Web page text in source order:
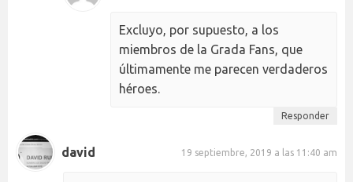
Excluyo, por supuesto, a los
miembros de la Grada Fans, que
últimamente me parecen verdaderos
héroes.
Responder
david 19 septiembre, 2019 a las 11:40 am